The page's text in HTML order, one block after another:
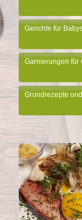
Gerichte für
Garnierungen für
Grundrezepte